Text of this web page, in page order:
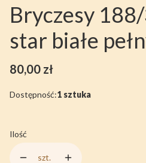
Bryczesy
star białe
Cena
80,00 zł
Dostępność:1 sztuka
Ilość
szt.